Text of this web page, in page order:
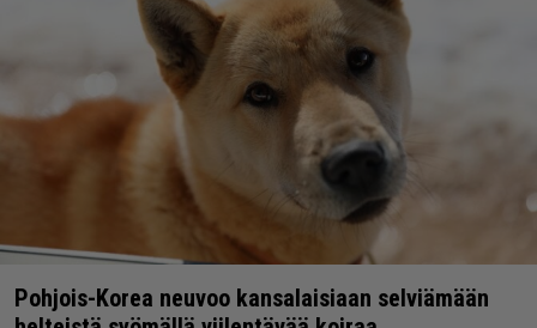
Pohjois-Korea neuvoo kansalaisiaan selviämään